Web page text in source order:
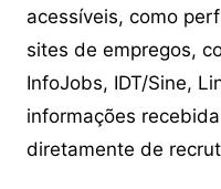
acessíveis, como
sites de empregos,
InfoJobs, IDT/Sine,
informações
diretamente de